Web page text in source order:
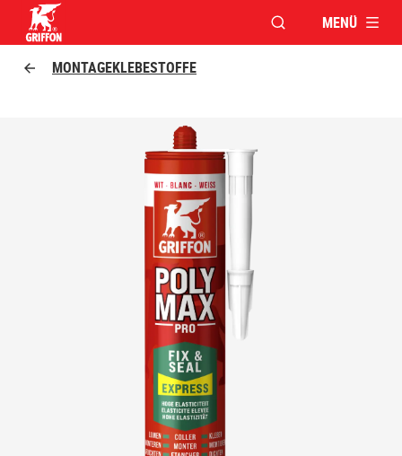
FENSTER FÜR DIE
MENÜ
MONTAGEKLEBESTOFFE